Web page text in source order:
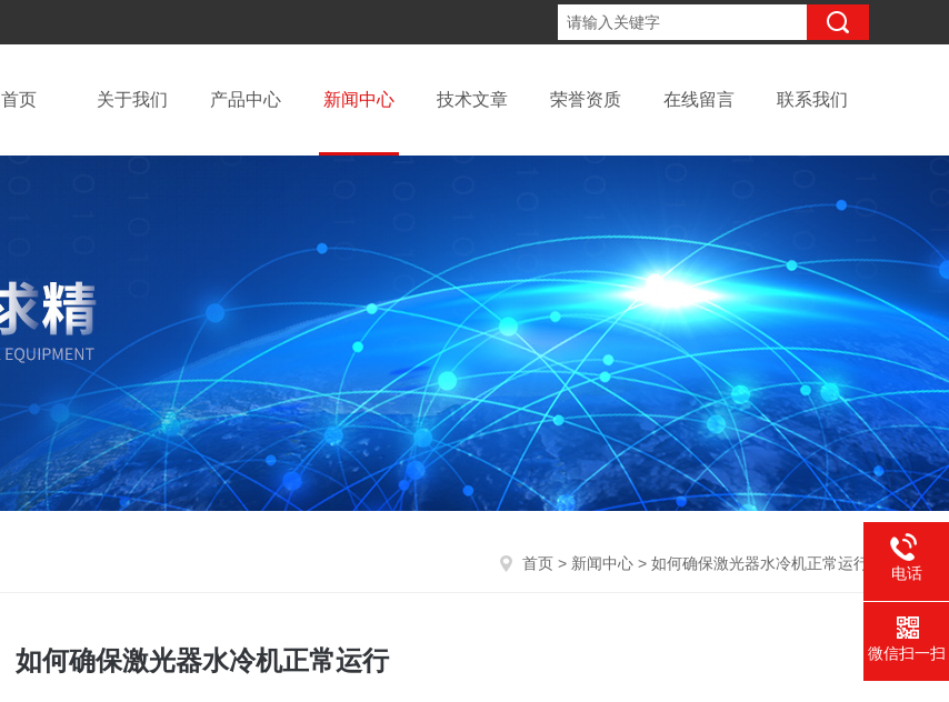
首页 关于我们 产品中心 新闻中心 技术文章 荣誉资质 在线留言 联系我们
首页 > 新闻中心 > 如何确保激光器水冷机正常运行
如何确保激光器水冷机正常运行
电话
微信扫一扫